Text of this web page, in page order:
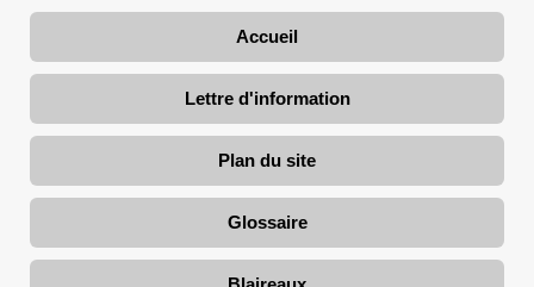
Accueil
Lettre d'information
Plan du site
Glossaire